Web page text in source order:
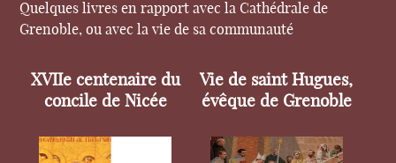
Quelques livres en rapport avec la Cathédrale de
Grenoble, ou avec la vie de sa communauté
XVIIe centenaire du
concile de Nicée
Vie de saint Hugues,
évêque de Grenoble